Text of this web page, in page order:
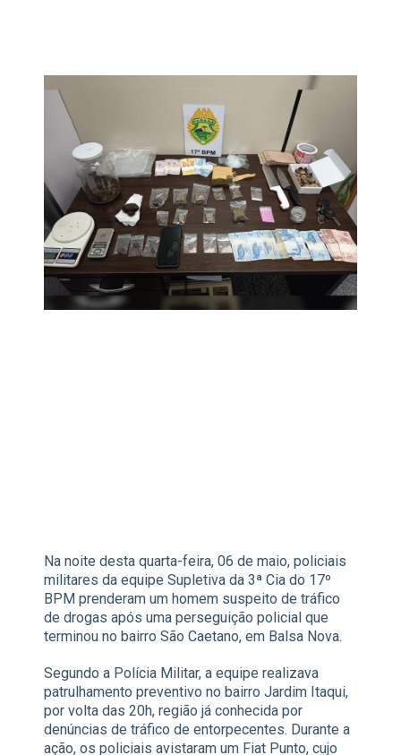
Na noite desta quarta-feira, 06 de maio, policiais
militares da equipe Supletiva da 3ª Cia do 17º
BPM prenderam um homem suspeito de tráfico
de drogas após uma perseguição policial que
terminou no bairro São Caetano, em Balsa Nova.
Segundo a Polícia Militar, a equipe realizava
patrulhamento preventivo no bairro Jardim Itaqui,
por volta das 20h, região já conhecida por
denúncias de tráfico de entorpecentes. Durante a
ação, os policiais avistaram um Fiat Punto, cujo